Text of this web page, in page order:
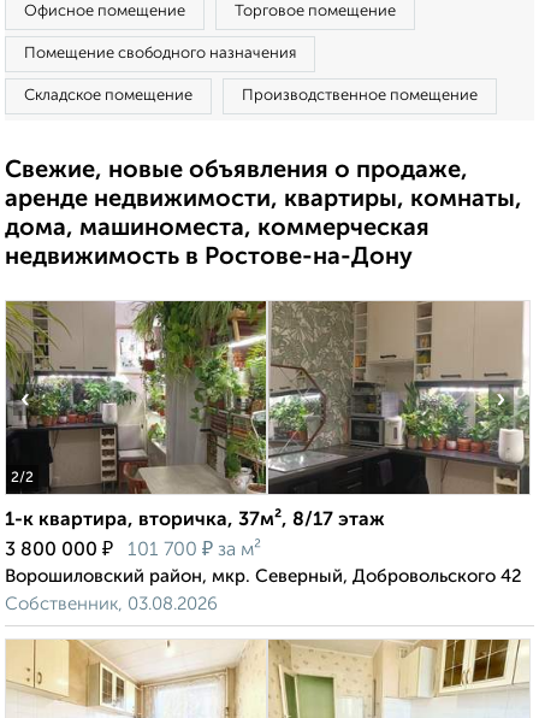
Офисное помещение Торговое помещение
Помещение свободного назначения
Складское помещение Производственное помещение
Свежие, новые объявления о продаже,
аренде недвижимости, квартиры, комнаты,
дома, машиноместа, коммерческая
недвижимость в Ростове-на-Дону
2/2
‹ ›
1-к квартира, вторичка, 37м², 8/17 этаж
3 800 000 ₽ 101 700 ₽ за м²
Ворошиловский район, мкр. Северный, Добровольского 42
Собственник, 03.08.2026